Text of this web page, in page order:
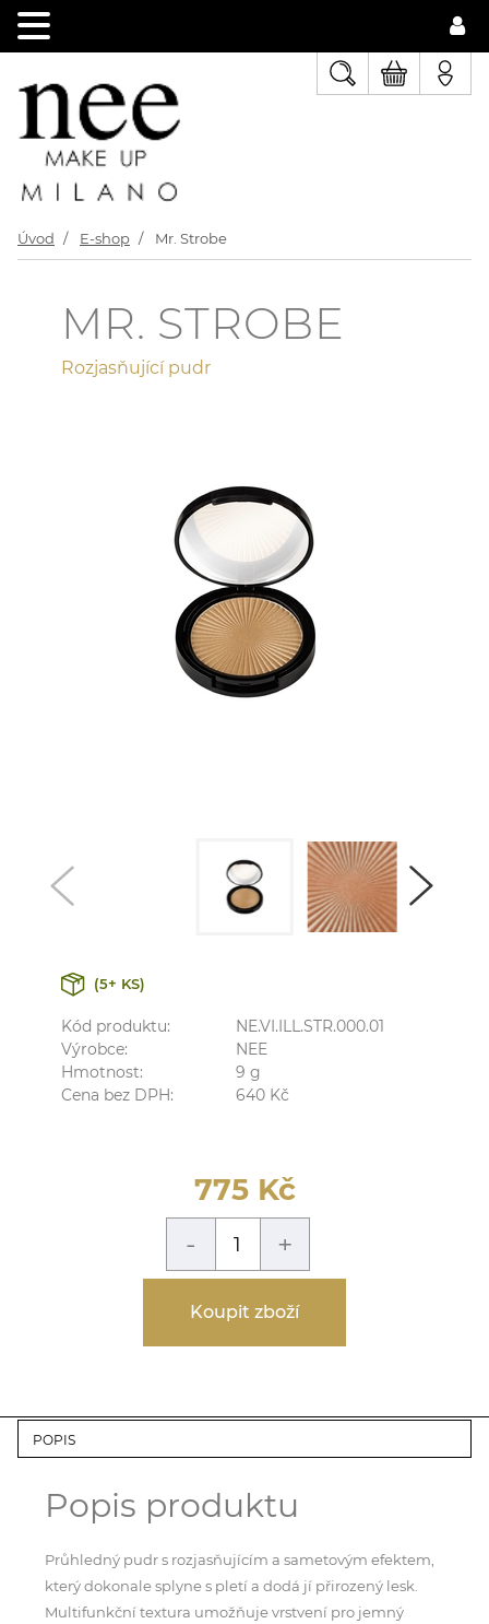
Úvod E-shop Mr. Strobe
MR. STROBE
Rozjasňující pudr
(5+ KS)
Kód produktu:
NE.VI.ILL.STR.000.01
Výrobce:
NEE
Hmotnost:
9 g
Cena bez DPH:
640 Kč
775 Kč
- +
Koupit zboží
POPIS
Popis produktu
Průhledný pudr s rozjasňujícím a sametovým efektem,
který dokonale splyne s pletí a dodá jí přirozený lesk.
Multifunkční textura umožňuje vrstvení pro jemný